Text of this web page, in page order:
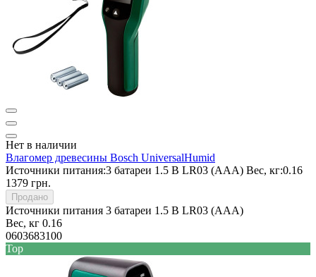
Нет в наличии
Влагомер древесины Bosch UniversalHumid
Источники питания:3 батареи 1.5 B LR03 (AAA) Вес, кг:0.16
1379 грн.
Продано
Источники питания 3 батареи 1.5 B LR03 (AAA)
Вес, кг 0.16
0603683100
Top